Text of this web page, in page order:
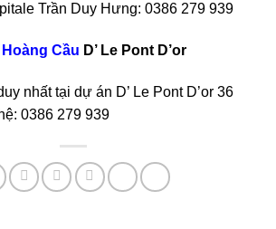
Trần Duy Hưng: 0386 279 939
Cầu D’ Le Pont D’or
nhất tại dự án D’ Le Pont D’or 36
0386 279 939